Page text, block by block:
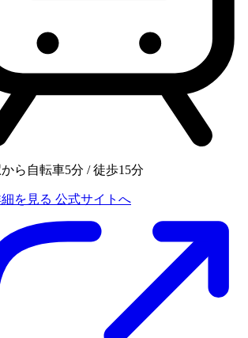
ら自転車5分 / 徒歩15分
を見る 公式サイトへ